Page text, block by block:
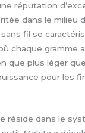
réputation
dans le milieu
fil se
chaque gramme
que plus léger
pour les
réside dans le